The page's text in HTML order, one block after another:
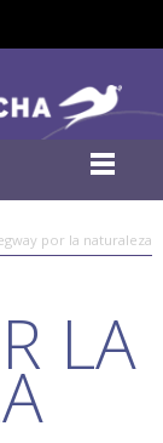
por la naturaleza
LA